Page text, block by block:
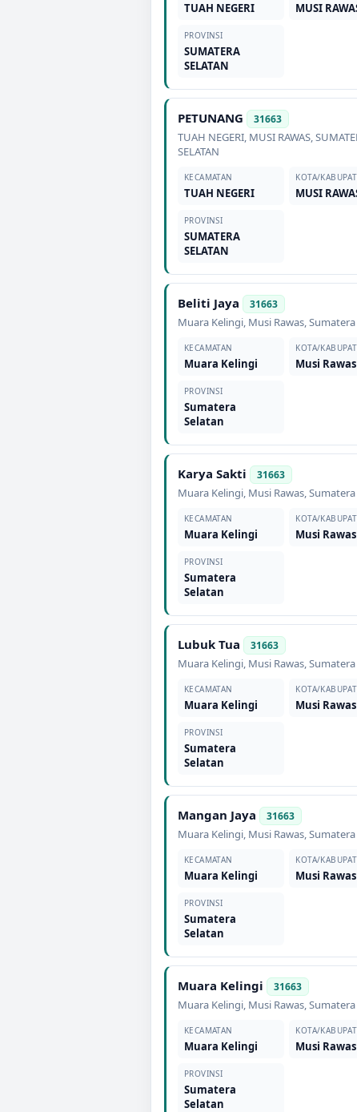
TUAH NEGERI MUSI
PROVINSI
SUMATERA
SELATAN
PETUNANG 31663
TUAH NEGERI, MUSI RAWAS,
SELATAN
KECAMATAN
TUAH NEGERI
KOTA/
MUSI
PROVINSI
SUMATERA
SELATAN
Beliti Jaya 31663
Muara Kelingi, Musi Rawas,
KECAMATAN
Muara Kelingi
KOTA/
Musi Rawas
PROVINSI
Sumatera
Selatan
Karya Sakti 31663
Muara Kelingi, Musi Rawas,
KECAMATAN
Muara Kelingi
KOTA/
Musi Rawas
PROVINSI
Sumatera
Selatan
Lubuk Tua 31663
Muara Kelingi, Musi Rawas,
KECAMATAN
Muara Kelingi
KOTA/
Musi Rawas
PROVINSI
Sumatera
Selatan
Mangan Jaya 31663
Muara Kelingi, Musi Rawas,
KECAMATAN
Muara Kelingi
KOTA/
Musi Rawas
PROVINSI
Sumatera
Selatan
Muara Kelingi 31663
Muara Kelingi, Musi Rawas,
KECAMATAN
Muara Kelingi
KOTA/
Musi Rawas
PROVINSI
Sumatera
Selatan